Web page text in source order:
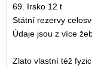
69. Irsko 12 t
Státní rezervy
Údaje jsou z více
Zlato vlastní též